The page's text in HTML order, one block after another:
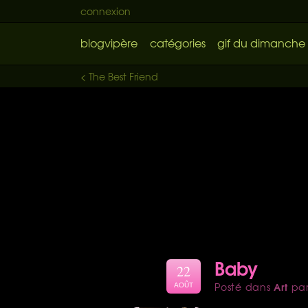
connexion
blogvipère catégories gif du dimanche
< The Best Friend
Baby
Posté dansArt par
22
AOÛT